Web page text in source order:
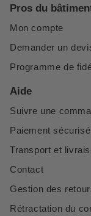
Pros du
Mon compte
Demander un
Programme de
Aide
Suivre une
Paiement sécurisé
Transport et
Contact
Gestion des
Rétractation du